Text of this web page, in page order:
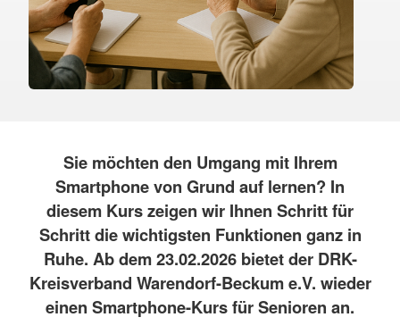
Sie möchten den Umgang mit Ihrem
Smartphone von Grund auf lernen? In
diesem Kurs zeigen wir Ihnen Schritt für
Schritt die wichtigsten Funktionen ganz in
Ruhe. Ab dem 23.02.2026 bietet der DRK-
Kreisverband Warendorf-Beckum e.V. wieder
einen Smartphone-Kurs für Senioren an.